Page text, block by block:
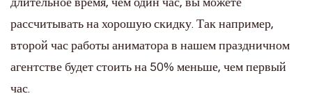
рассчитывать на хорошую скидку. Так например,
второй час работы аниматора в нашем праздничном
агентстве будет стоить на 50% меньше, чем первый
час.